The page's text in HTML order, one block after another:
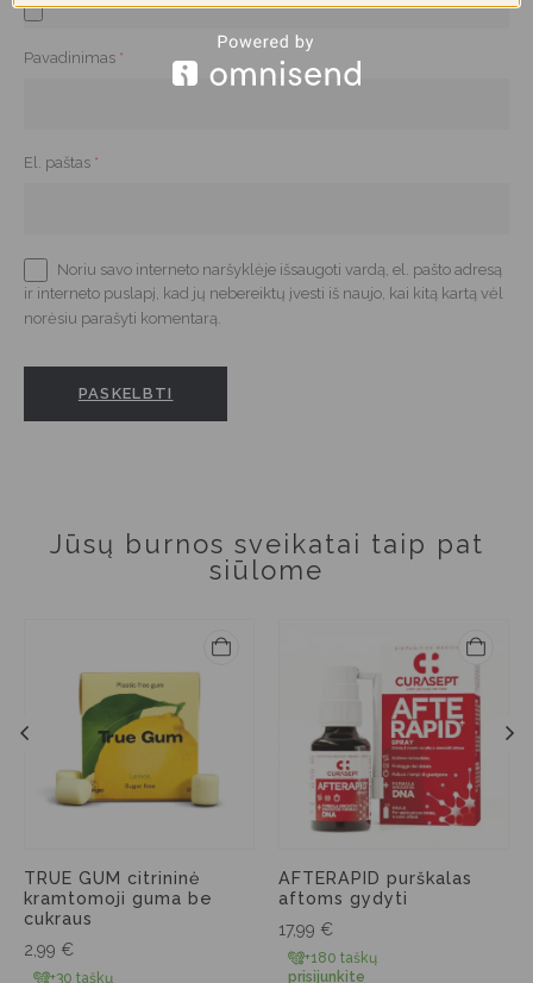
Pavadinimas *
El. paštas *
Noriu savo interneto naršyklėje išsaugoti vardą, el. pašto adresą
ir interneto puslapį, kad jų nebereiktų įvesti iš naujo, kai kitą kartą vėl
norėsiu parašyti komentarą.
Jūsų burnos sveikatai taip pat
siūlome
TRUE GUM citrininė
kramtomoji guma be
cukraus
2,99 €
+30 taškų
AFTERAPID purškalas
aftoms gydyti
17,99 €
+180 taškų
prisijunkite